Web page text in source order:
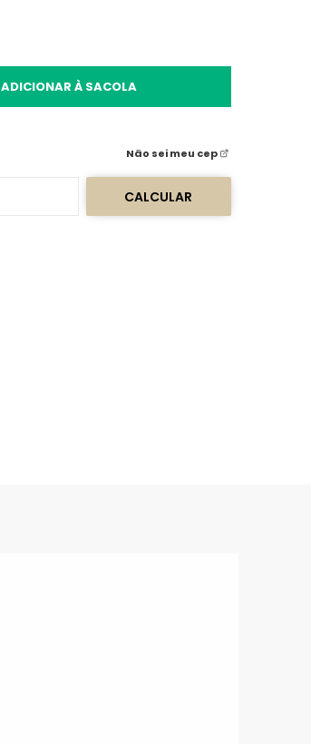
ADICIONAR À SACOLA
Não sei meu cep
CALCULAR